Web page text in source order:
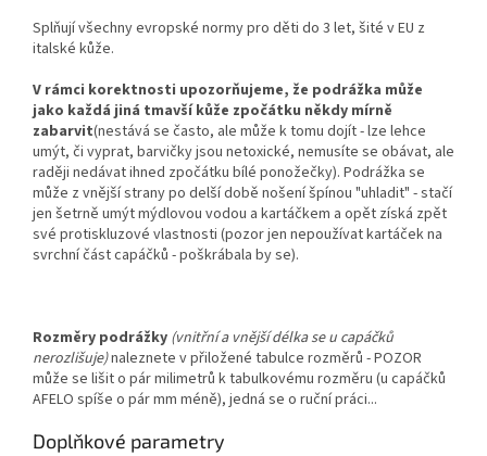
Splňují všechny evropské normy pro děti do 3 let, šité v EU z
italské kůže.
V rámci korektnosti upozorňujeme, že podrážka může
jako každá jiná tmavší kůže zpočátku někdy mírně
zabarvit(nestává se často, ale může k tomu dojít - lze lehce
umýt, či vyprat, barvičky jsou netoxické, nemusíte se obávat, ale
raději nedávat ihned zpočátku bílé ponožečky). Podrážka se
může z vnější strany po delší době nošení špínou "uhladit" - stačí
jen šetrně umýt mýdlovou vodou a kartáčkem a opět získá zpět
své protiskluzové vlastnosti (pozor jen nepoužívat kartáček na
svrchní část capáčků - poškrábala by se).
Rozměry podrážky (vnitřní a vnější délka se u capáčků
nerozlišuje)naleznete v přiložené tabulce rozměrů - POZOR
může se lišit o pár milimetrů k tabulkovému rozměru (u capáčků
AFELO spíše o pár mm méně), jedná se o ruční práci...
Doplňkové parametry